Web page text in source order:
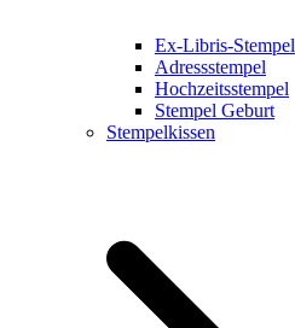
Ex-Libris-Stempel
Adressstempel
Hochzeitsstempel
Stempel Geburt
Stempelkissen